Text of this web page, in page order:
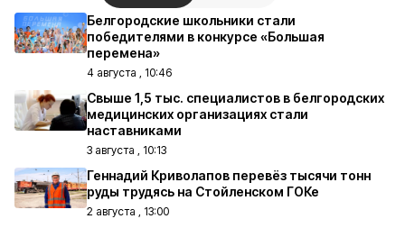
Белгородские школьники стали
победителями в конкурсе «Большая
перемена»
4 августа , 10:46
Свыше 1,5 тыс. специалистов в белгородских
медицинских организациях стали
наставниками
3 августа , 10:13
Геннадий Криволапов перевёз тысячи тонн
руды трудясь на Стойленском ГОКе
2 августа , 13:00